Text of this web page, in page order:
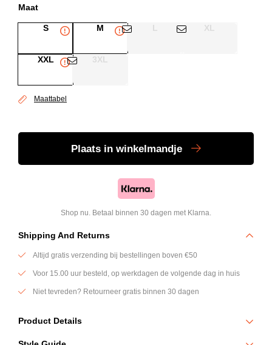
Maat
S M L XL
XXL 3XL
Maattabel
Plaats in winkelmandje
Shop nu. Betaal binnen 30 dagen met Klarna.
Shipping And Returns
Altijd gratis verzending bij bestellingen boven €50
Voor 15.00 uur besteld, op werkdagen de volgende dag in huis
Niet tevreden? Retourneer gratis binnen 30 dagen
Product Details
Deze long sleeve polo van Genti heeft een moderne, strakke uitstraling